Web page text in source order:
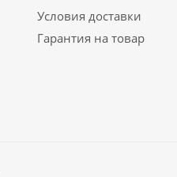
Условия доставки
Гарантия на товар